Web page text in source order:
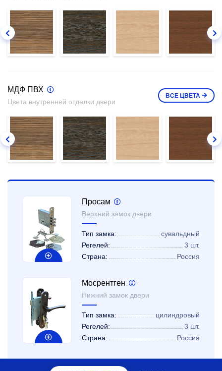
МДФ ПВХ
Цвета внутренней отделки двери
ВСЕ ЦВЕТА
Просам
Верхний замок двери
Тип замка:
сувальдный
Регелей:
3 шт.
Страна:
Россия
Мосрентген
Нижний замок двери
Тип замка:
цилиндровый
Регелей:
3 шт.
Страна:
Россия